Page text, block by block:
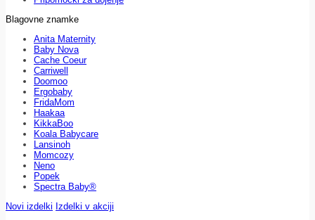
Blagovne znamke
Anita Maternity
Baby Nova
Cache Coeur
Carriwell
Doomoo
Ergobaby
FridaMom
Haakaa
KikkaBoo
Koala Babycare
Lansinoh
Momcozy
Neno
Popek
Spectra Baby®
Novi izdelki Izdelki v akciji